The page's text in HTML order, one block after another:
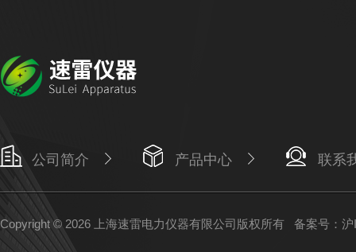
公司简介 产品中心 联系
Copyright © 2026 上海速雷电力仪器有限公司版权所有 备案号：